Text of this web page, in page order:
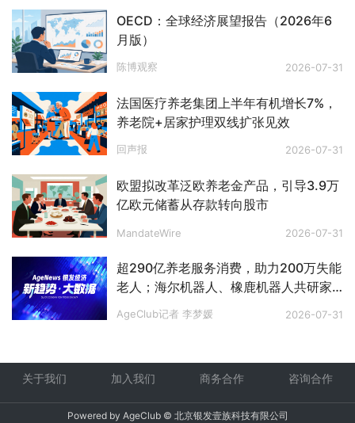
OECD：全球经济展望报告（2026年6
月版）
陈博观察 2026-07-31
法国医疗养老集团上半年有机增长7%，
养老院+居家护理双线扩张见效
回声报 2026-07-31
欧盟拟改革泛欧养老金产品，引导3.9万
亿欧元储蓄从存款转向股市
MandateWire 2026-07-31
超290亿养老服务消费，助力200万失能
老人；海尔机器人、橡鹿机器人共研家
庭AI烹饪领域；京东推出电视适老化服
务 | 行业动态
AgeClub记者 李梦媛 2026-07-31
关于我们 加入我们 商务合作 咨询合作
Powered by AgeClub © 北京银发壹族科技有限公司